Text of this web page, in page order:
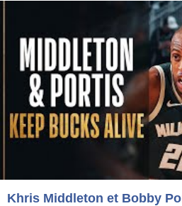
Khris Middleton et Bobby